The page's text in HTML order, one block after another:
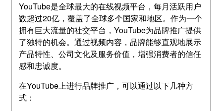
YouTube是全球最大的在线视频平台，每月活跃用户
数超过20亿，覆盖了全球多个国家和地区。作为一个
拥有巨大流量的社交平台，YouTube为品牌推广提供
了独特的机会。通过视频内容，品牌能够直观地展示
产品特性、公司文化及服务价值，增强消费者的信任
感和忠诚度。
在YouTube上进行品牌推广，可以通过以下几种方
式：